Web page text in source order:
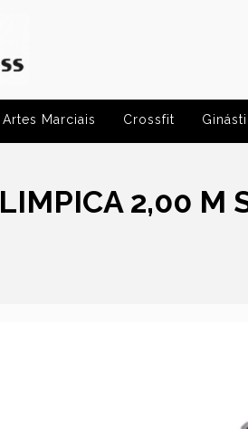
Artes Marciais Crossfit
2,00 M